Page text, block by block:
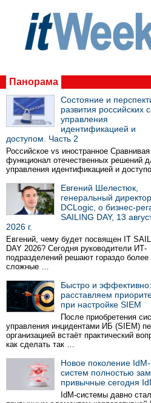
Панорама
Состояние и
развития российских
управления
идентификацией и
доступом. Часть 2
Российское vs иностранное Сравнивая
функционал отечественных решений
управления идентификацией и
Евгений Шелестюк,
генеральный директор
DCLogic, о бизнес-
SAILING DAY, 13
2026 г.
Евгений, чему будет посвящен IT
DAY 2026? Сегодня руководители ИТ-
подразделений решают гораздо более
сложные …
Быстро и эффективно:
расставляем
при настройке SIEM
После приобретения
управления инцидентами ИБ (SIEM)
организацией встаёт практический
как сделать так …
Новое поколение IdM-
систем полностью
привычные сегодня
IdM-системы давно